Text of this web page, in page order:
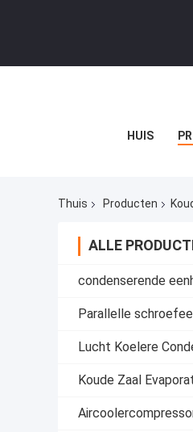
HUIS
Thuis Producten
ALLE
condenserende
Parallelle
Lucht Koelere
Koude Zaal